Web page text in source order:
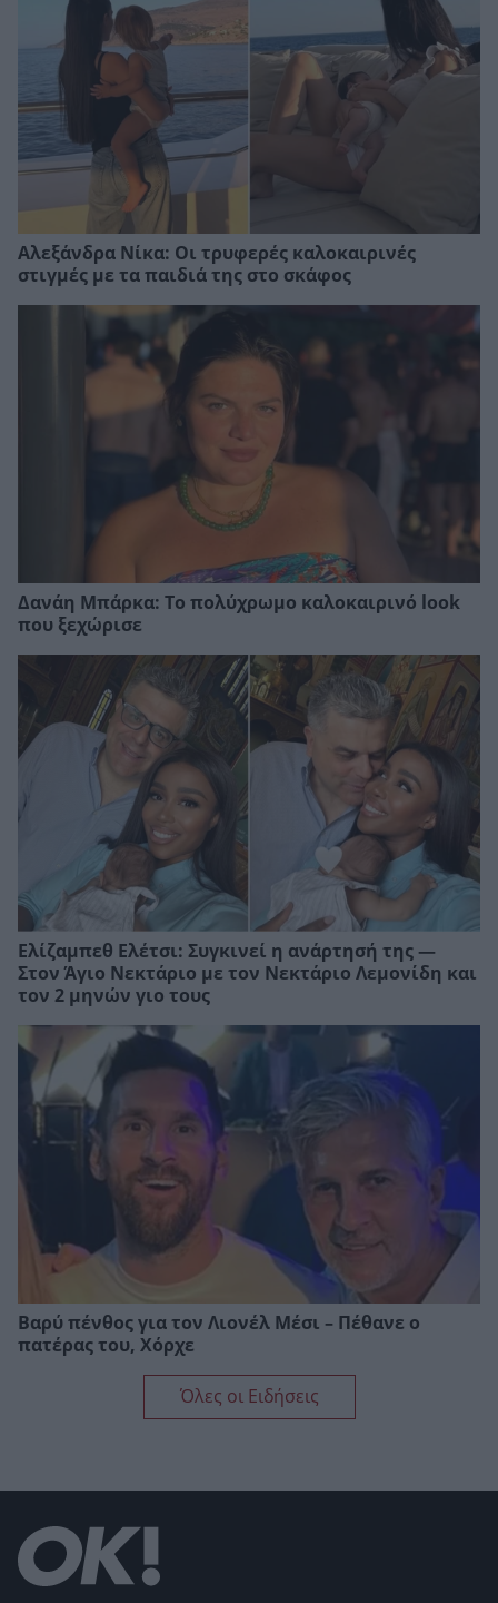
Αλεξάνδρα Νίκα: Οι τρυφερές καλοκαιρινές
στιγμές με τα παιδιά της στο σκάφος
Δανάη Μπάρκα: Το πολύχρωμο καλοκαιρινό look
που ξεχώρισε
Ελίζαμπεθ Ελέτσι: Συγκινεί η ανάρτησή της —
Στον Άγιο Νεκτάριο με τον Νεκτάριο Λεμονίδη και
τον 2 μηνών γιο τους
Βαρύ πένθος για τον Λιονέλ Μέσι – Πέθανε ο
πατέρας του, Χόρχε
Όλες οι Ειδήσεις